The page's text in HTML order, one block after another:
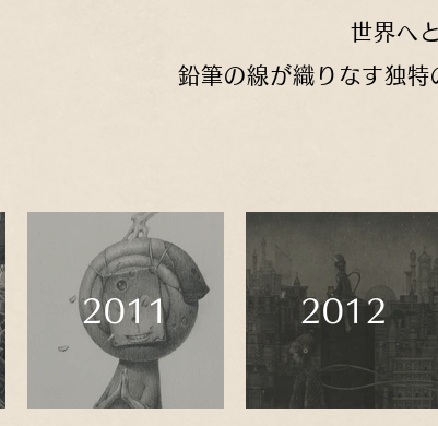
世界へ
鉛筆の線が織りなす独特
2011 2012